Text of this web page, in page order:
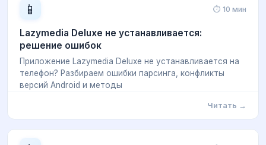
📱 ⏱ 10 мин
Lazymedia Deluxe не устанавливается:
решение ошибок
Приложение Lazymedia Deluxe не устанавливается на
телефон? Разбираем ошибки парсинга, конфликты
версий Android и методы
Читать →